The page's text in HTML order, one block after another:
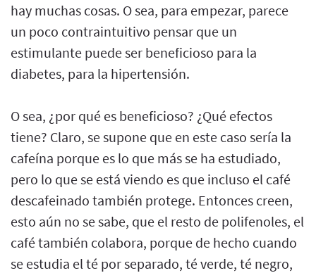
hay muchas cosas. O sea, para empezar, parece
un poco contraintuitivo pensar que un
estimulante puede ser beneficioso para la
diabetes, para la hipertensión.
O sea, ¿por qué es beneficioso? ¿Qué efectos
tiene? Claro, se supone que en este caso sería la
cafeína porque es lo que más se ha estudiado,
pero lo que se está viendo es que incluso el café
descafeinado también protege. Entonces creen,
esto aún no se sabe, que el resto de polifenoles, el
café también colabora, porque de hecho cuando
se estudia el té por separado, té verde, té negro,